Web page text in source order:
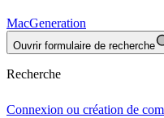
MacGeneration
Ouvrir formulaire de recherche
Recherche
Connexion ou création de